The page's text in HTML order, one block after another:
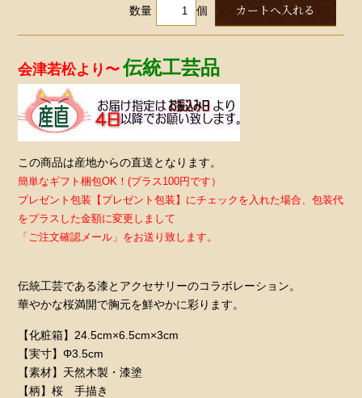
数量 個
会津若松より〜 伝統工芸品
この商品は産地からの直送となります。
簡単なギフト梱包OK！(プラス100円です）
プレゼント包装【プレゼント包装】にチェックを入れた場合、包装代
をプラスした金額に変更しまして
「ご注文確認メール」をお送り致します。
伝統工芸である漆とアクセサリーのコラボレーション。
華やかな桜満開で胸元を鮮やかに彩ります。
【化粧箱】24.5cm×6.5cm×3cm
【実寸】Φ3.5cm
【素材】天然木製・漆塗
【柄】桜 手描き